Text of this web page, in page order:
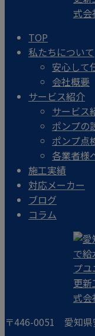
TOP
私たちについて
安心して
会社概要
サービス紹介
サービス
ポンプの
ポンプ点
各業者様
施工実績
対応メーカー
ブログ
コラム
〒446-0051 愛知県